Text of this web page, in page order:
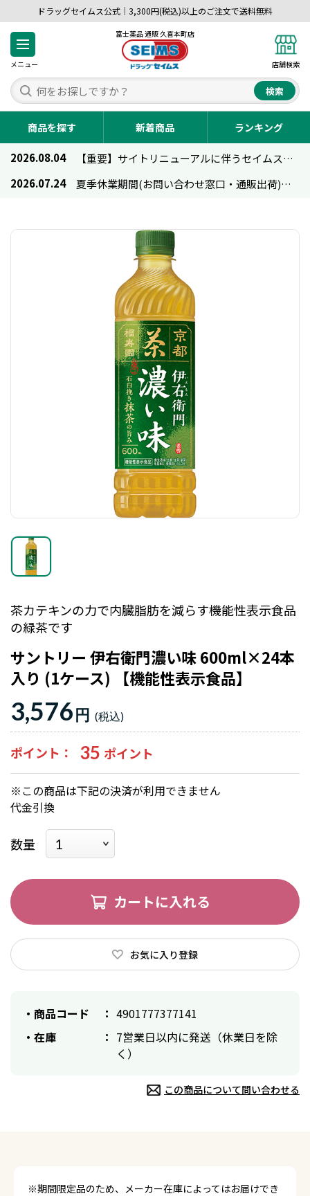
ドラッグセイムス公式｜3,300円(税込)以上のご注文で送料無料
メニュー
富士薬品 通販 久喜本町店
店舗検索
検索
商品を探す 新着商品 ランキング
2026.08.04
【重要】サイトリニューアルに伴うセイムス通販のご利用について
2026.07.24
夏季休業期間(お問い合わせ窓口・通販出荷)のお知らせ
茶カテキンの力で内臓脂肪を減らす機能性表示食品
の緑茶です
サントリー 伊右衛門濃い味 600ml×24本
入り (1ケース) 【機能性表示食品】
3,576円
ポイント 35
※この商品は下記の決済が利用できません
代金引換
数量
カートに入れる
お気に入り登録
商品コード
4901777377141
在庫
7営業日以内に発送（休業日を除
く）
この商品について問い合わせる
※期間限定品のため、メーカー在庫によってはお届けでき